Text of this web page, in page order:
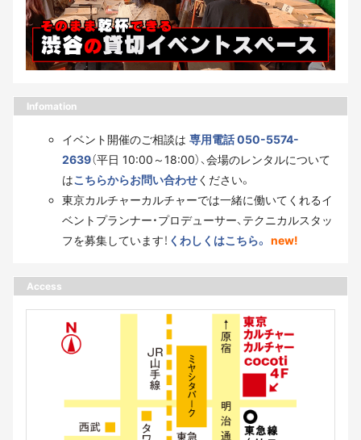
Infomation
イベント開催のご相談は 専用電話 050-5574-
2639（平日 10:00～18:00）、会場のレンタルについて
はこちらからお問い合わせください。
東京カルチャーカルチャーでは一緒に働いてくれるイ
ベントプランナー・プロデューサー、テクニカルスタッ
フを募集しています！ くわしくはこちら。 new!
Access